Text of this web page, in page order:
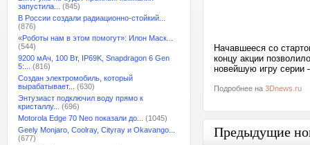
запустила...
(845)
В России создали радиационно-стойкий...
(876)
«Роботы нам в этом помогут»: Илон Маск...
(544)
9200 мАч, 100 Вт, IP69K, Snapdragon 6 Gen
5:...
(816)
Создан электромобиль, который
вырабатывает...
(630)
Энтузиаст подключил воду прямо к
кристаллу...
(696)
Motorola Edge 70 Neo показали до...
(1045)
Geely Monjaro, Coolray, Cityray и Okavango...
(677)
Начавшееся со
концу акции
новейшую игру серии
Подробнее на 3Dnews.ru
Предыдущие